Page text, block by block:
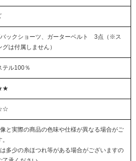
バックショーツ、ガーターベルト 3点（※ス
グは付属しません）
テル100％
と実際の商品の色味や仕様が異なる場合がご
多少の糸ほつれ等がある場合がございますの